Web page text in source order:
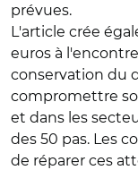
prévues.
L'article crée
euros à
conservation du
compromettre
et dans les
des 50 pas. Les
de réparer ces